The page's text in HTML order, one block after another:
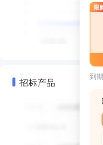
招标产品
限
到